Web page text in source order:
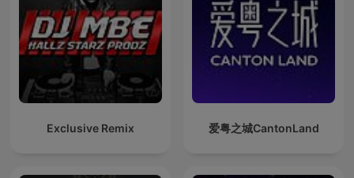
Exclusive Remix 爱粤之城CantonLand